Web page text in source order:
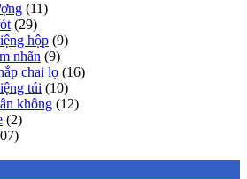
(11)
(29)
hộp (9)
nhãn (9)
chai lọ (16)
túi (10)
không (12)
(2)